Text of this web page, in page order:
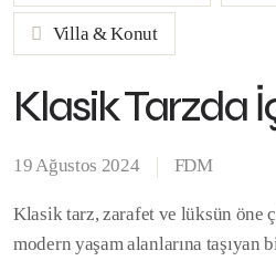
Villa & Konut
Klasik Tarzda
19 Ağustos 2024 FDM
Klasik tarz, zarafet ve lüksün öne
modern yaşam alanlarına taşıyan